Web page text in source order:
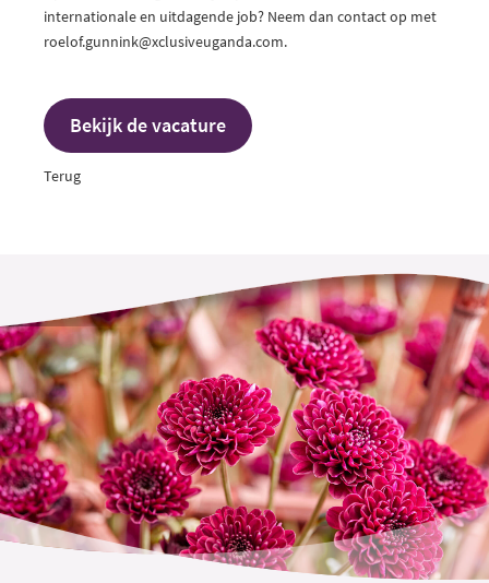
internationale en uitdagende job? Neem dan contact op met
roelof.gunnink@xclusiveuganda.com.
Bekijk de vacature
Terug